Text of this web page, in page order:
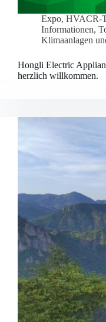
Expo, HVACR-
Informationen,
Klimaanlagen
Hongli Electric
herzlich willkommen.